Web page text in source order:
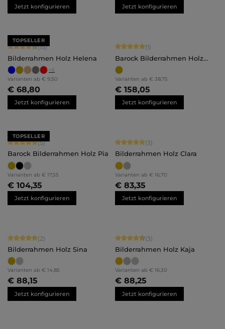
Jetzt konfigurieren Jetzt konfigurieren
TOPSELLER
Durchschnittliche Bewertung von 4.8 von 5 Sternen
(15)
Bilderrahmen Holz Helena
+5
Varianten ab € 9,50
€ 68,80
Jetzt konfigurieren
Durchschnittliche Bewertung von 5
(1)
Barock Bilderrahmen Holz
Matilda
Varianten ab € 38,75
€ 158,05
Jetzt konfigurieren
TOPSELLER
Durchschnittliche Bewertung von 5 von 5 Sternen
(5)
Barock Bilderrahmen Holz Pia
Varianten ab € 17,55
€ 104,35
Jetzt konfigurieren
Durchschnittliche Bewertung von 5
(3)
Bilderrahmen Holz Clara
Varianten ab € 16,70
€ 83,35
Jetzt konfigurieren
Durchschnittliche Bewertung von 5 von 5 Sternen
(2)
Bilderrahmen Holz Sina
Varianten ab € 14,85
€ 88,15
Jetzt konfigurieren
Durchschnittliche Bewertung von
(3)
Bilderrahmen Holz Kaja
Varianten ab € 16,30
€ 88,25
Jetzt konfigurieren